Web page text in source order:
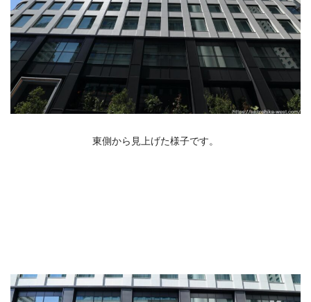
東側から見上げた様子です。